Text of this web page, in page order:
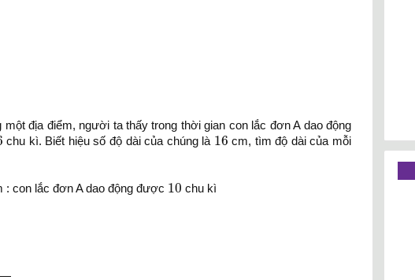
một địa điểm, người ta thấy trong thời gian con lắc đơn A dao động
chu kì. Biết hiệu số độ dài của chúng là 16
16 cm, tìm độ dài của mỗi
: con lắc đơn A dao động được 10
10 chu kì